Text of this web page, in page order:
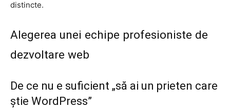
distincte.
Alegerea unei echipe profesioniste de
dezvoltare web
De ce nu e suficient „să ai un prieten care
știe WordPress”